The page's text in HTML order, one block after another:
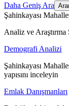
Daha Geniş Ara
Şahinkayası
Analiz ve Araştırma
Demografi Analizi
Şahinkayası
yapısını inceleyin
Emlak Danışmanları